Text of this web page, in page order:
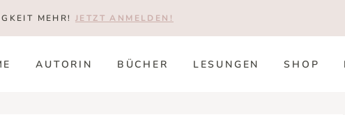
MEHR!JETZT ANMELDEN!
AUTORIN BÜCHER LESUNGEN SHOP